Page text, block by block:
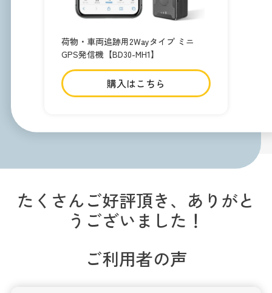
荷物・車両追跡用2Wayタイプ ミニ
GPS発信機【BD30-MH1】
購入はこちら
たくさんご好評頂き、ありがと
うございました！
ご利用者の声